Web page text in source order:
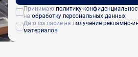
Принимаю политику
на обработку персональных данных
Даю согласие на получение рекламно-
материалов